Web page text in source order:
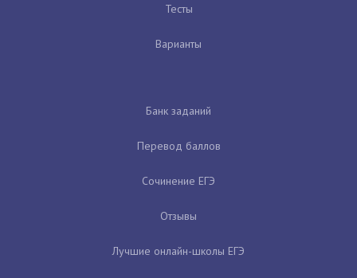
Тесты
Варианты
Банк заданий
Перевод баллов
Сочинение ЕГЭ
Отзывы
Лучшие онлайн-школы ЕГЭ